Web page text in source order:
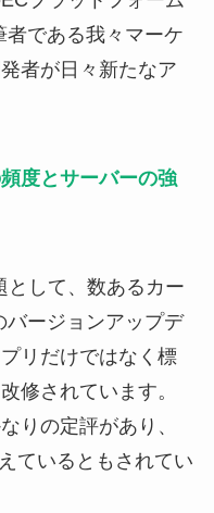
である我々マーケ
者が日々新たなア
度とサーバーの強
として、数あるカー
バージョンアップデ
リだけではなく標
修されています。
りの定評があり、
ているともされてい